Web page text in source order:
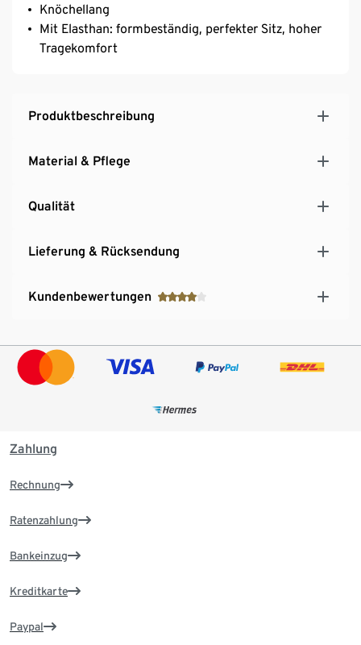
Knöchellang
Mit Elasthan: formbeständig, perfekter Sitz, hoher
Tragekomfort
Produktbeschreibung
Material & Pflege
Qualität
Lieferung & Rücksendung
Kundenbewertungen
Zahlung
Rechnung
Ratenzahlung
Bankeinzug
Kreditkarte
Paypal